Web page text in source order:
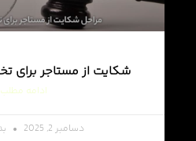
شکایت از مستاجر برای
ادامه
دسامبر 2, 2025